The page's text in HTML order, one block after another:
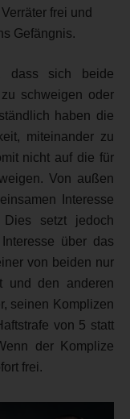
frei und
Gefängnis.
dass sich beide
schweigen oder
haben die
miteinander zu
nicht auf die für
Von außen
Interesse
Dies setzt jedoch
über das
von beiden nur
und den anderen
seinen Komplizen
von 5 statt
der Komplize
frei.